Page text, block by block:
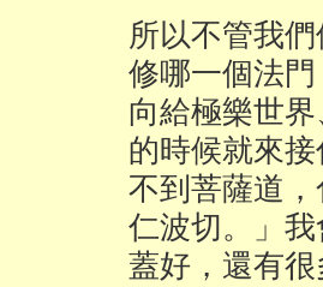
所以不管我
修哪一個法
向給極樂世
的時候就來
不到菩薩道
仁波切。」
蓋好，還有